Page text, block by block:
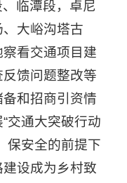
临潭段，卓尼
大峪沟塔古
看交通项目建
馈问题整改等
和招商引资情
交通大突破行动
保安全的前提下
设成为乡村致